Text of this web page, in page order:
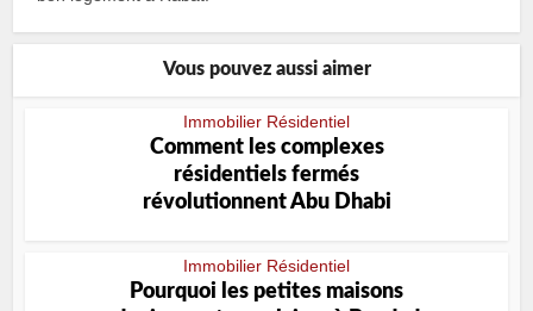
Vous pouvez aussi aimer
Immobilier Résidentiel
Comment les complexes
résidentiels fermés
révolutionnent Abu Dhabi
Immobilier Résidentiel
Pourquoi les petites maisons